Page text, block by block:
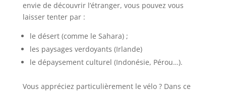
envie de découvrir l’étranger, vous pouvez vous
laisser tenter par :
le désert (comme le Sahara) ;
les paysages verdoyants (Irlande)
le dépaysement culturel (Indonésie, Pérou…).
Vous appréciez particulièrement le vélo ? Dans ce